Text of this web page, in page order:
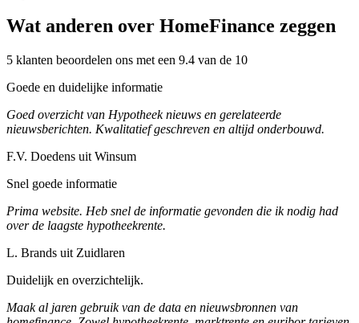
Wat anderen over HomeFinance zeggen
5 klanten beoordelen ons met een 9.4 van de 10
Goede en duidelijke informatie
Goed overzicht van Hypotheek nieuws en gerelateerde
nieuwsberichten. Kwalitatief geschreven en altijd onderbouwd.
F.V. Doedens uit Winsum
Snel goede informatie
Prima website. Heb snel de informatie gevonden die ik nodig had
over de laagste hypotheekrente.
L. Brands uit Zuidlaren
Duidelijk en overzichtelijk.
Maak al jaren gebruik van de data en nieuwsbronnen van